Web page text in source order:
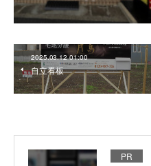
2025.03.12 01:00
自立看板
PR